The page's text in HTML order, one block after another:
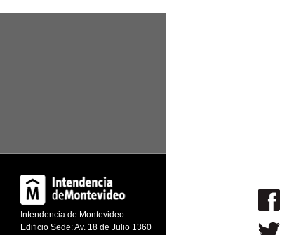
Intendencia de Montevideo
Edificio Sede: Av. 18 de Julio 1360